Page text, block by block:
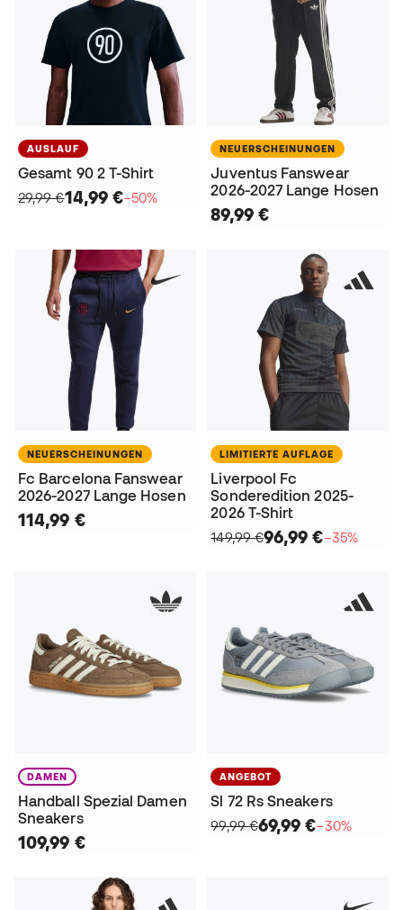
AUSLAUF
Gesamt 90 2 T-Shirt
29,99 €14,99 €−50%
NEUERSCHEINUNGEN
Juventus Fanswear
2026-2027 Lange Hosen
89,99 €
NEUERSCHEINUNGEN
Fc Barcelona Fanswear
2026-2027 Lange Hosen
114,99 €
LIMITIERTE AUFLAGE
Liverpool Fc
Sonderedition 2025-
2026 T-Shirt
149,99 €96,99 €−35%
DAMEN
Handball Spezial Damen
Sneakers
109,99 €
ANGEBOT
Sl 72 Rs Sneakers
99,99 €69,99 €−30%